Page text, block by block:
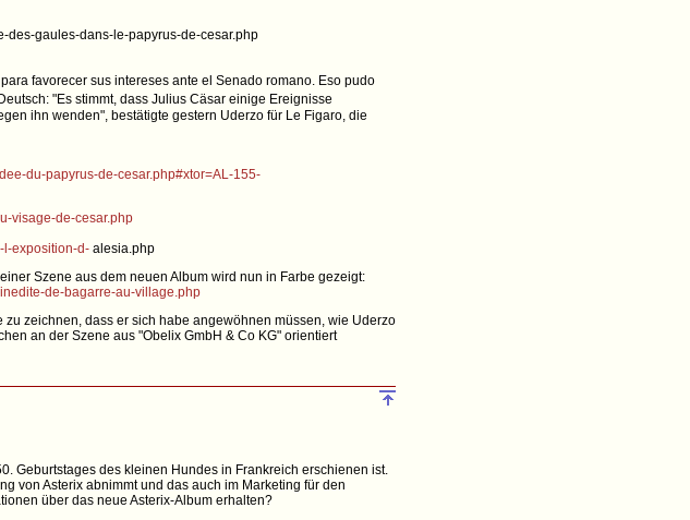
des-gaules-dans-le-papyrus-de-cesar.php
favorecer sus intereses ante el Senado romano. Eso pudo
"Es stimmt, dass Julius Cäsar einige Ereignisse
ihn wenden", bestätigte gestern Uderzo für Le Figaro, die
du-papyrus-de-cesar.php#xtor=AL-155-
visage-de-cesar.php
l-exposition-d- alesia.php
Szene aus dem neuen Album wird nun in Farbe gezeigt:
de-bagarre-au-village.php
zeichnen, dass er sich habe angewöhnen müssen, wie Uderzo
an der Szene aus "Obelix GmbH & Co KG" orientiert
Geburtstages des kleinen Hundes in Frankreich erschienen ist.
von Asterix abnimmt und das auch im Marketing für den
über das neue Asterix-Album erhalten?